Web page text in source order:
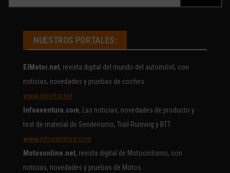
NUESTROS PORTALES:
ElMotor.net, revista digital del mundo del automóvil, con
noticias, novedades y pruebas de coches
www.elmotor.net
Infoaventura.com, Las noticias, novedades de producto y
test de material de Senderismo, Trail Running y BTT
www.infoaventura.com
Motosonline.net, revista digital de Motociclismo, con
noticias, novedades y pruebas de Motos